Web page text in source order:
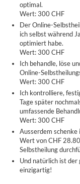
optimal.
Wert: 300 CHF
Der Online-
ich selbst während
optimiert habe.
Wert: 300 CHF
Ich behandle, löse
Online-
Wert: 300 CHF
Ich kontrolliere,
Tage später
umfassende
Wert: 300 CHF
Ausserdem
Wert von CHF
Selbstheilung
Und natürlich ist der
einzigartig!